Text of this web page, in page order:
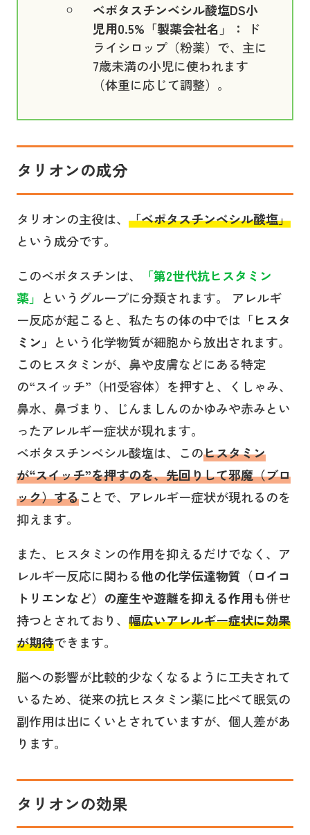
ベポタスチンベシル酸塩DS小
児用0.5%「製薬会社名」：
ド
ライシロップ（粉薬）で、主に
7歳未満の小児に使われます
（体重に応じて調整）。
タリオンの成分
タリオンの主役は、 「ベポタスチンベシル酸塩」
という成分です。
このベポタスチンは、
「第2世代抗ヒスタミン
薬」 というグループに分類されます。 アレルギ
ー反応が起こると、私たちの体の中では 「ヒスタ
ミン」 という化学物質が細胞から放出されます。
このヒスタミンが、鼻や皮膚などにある特定
の“スイッチ”（H1受容体）を押すと、くしゃみ、
鼻水、鼻づまり、じんましんのかゆみや赤みとい
ったアレルギー症状が現れます。
ベポタスチンベシル酸塩は、このヒスタミン
が“スイッチ”を押すのを、先回りして邪魔（ブロ
ック）することで、アレルギー症状が現れるのを
抑えます。
また、ヒスタミンの作用を抑えるだけでなく、ア
レルギー反応に関わる他の化学伝達物質（ロイコ
トリエンなど）の産生や遊離を抑える作用も併せ
持つとされており、 幅広いアレルギー症状に効果
が期待できます。
脳への影響が比較的少なくなるように工夫されて
いるため、従来の抗ヒスタミン薬に比べて眠気の
副作用は出にくいとされていますが、個人差があ
ります。
タリオンの効果